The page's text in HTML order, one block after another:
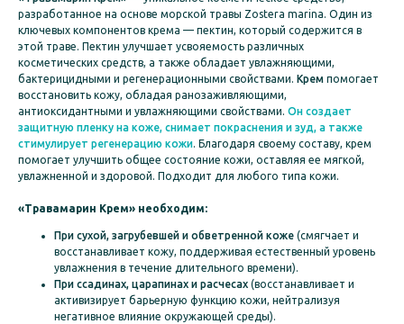
разработанное на основе морской травы Zostera marina. Один из
ключевых компонентов крема — пектин, который содержится в
этой траве. Пектин улучшает усвояемость различных
косметических средств, а также обладает увлажняющими,
бактерицидными и регенерационными свойствами. Крем помогает
восстановить кожу, обладая ранозаживляющими,
антиоксидантными и увлажняющими свойствами. Он создает
защитную пленку на коже, снимает покраснения и зуд, а также
стимулирует регенерацию кожи. Благодаря своему составу, крем
помогает улучшить общее состояние кожи, оставляя ее мягкой,
увлажненной и здоровой. Подходит для любого типа кожи.
«Травамарин Крем» необходим:
При сухой, загрубевшей и обветренной коже (смягчает и
восстанавливает кожу, поддерживая естественный уровень
увлажнения в течение длительного времени).
При ссадинах, царапинах и расчесах (восстанавливает и
активизирует барьерную функцию кожи, нейтрализуя
негативное влияние окружающей среды).